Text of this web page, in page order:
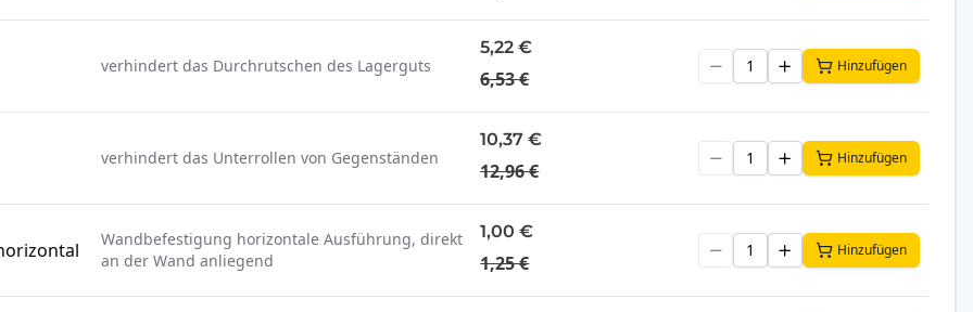
verhindert das Durchrutschen des Lagerguts
5,22 €
6,53 €
Hinzufügen
verhindert das Unterrollen von Gegenständen
10,37 €
12,96 €
Hinzufügen
Wandbefestigung horizontale Ausführung, direkt
an der Wand anliegend
1,00 €
1,25 €
Hinzufügen